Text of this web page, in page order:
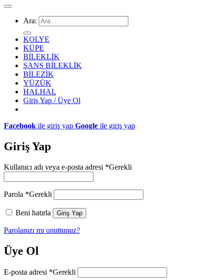
Ara:
KOLYE
KÜPE
BİLEKLİK
ŞANS BİLEKLİK
BİLEZİK
YÜZÜK
HALHAL
Giriş Yap / Üye Ol
Facebook ile giriş yap Google ile giriş yap
Giriş Yap
Kullanıcı adı veya e-posta adresi *Gerekli
Parola *Gerekli
Beni hatırla Giriş Yap
Parolanızı mı unuttunuz?
Üye Ol
E-posta adresi *Gerekli